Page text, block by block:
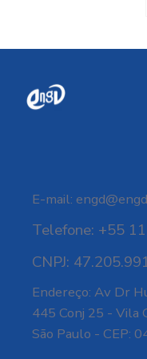
E-mail:
Telefone: +55
CNPJ:
Endereço: Av Dr
445 Conj 25 - Vila
São Paulo - CEP: